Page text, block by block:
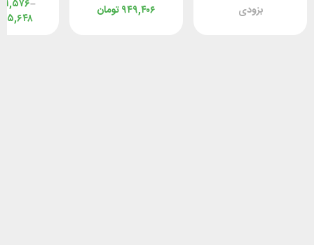
توان 100 واتبزودی
توان 100 وات
تومان۹۴۹,۴۰۶ وات طول 1.2–